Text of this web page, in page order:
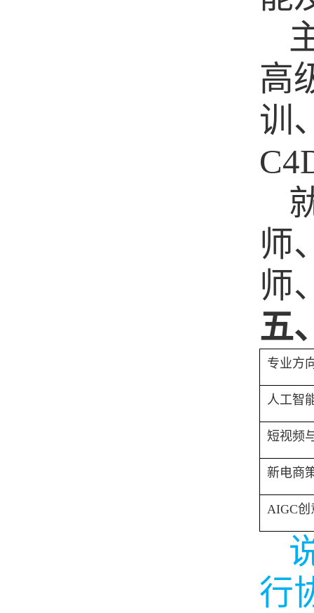
高
训
师
师
五
专业方
人工智
短视频
新电商
AIGC创
行